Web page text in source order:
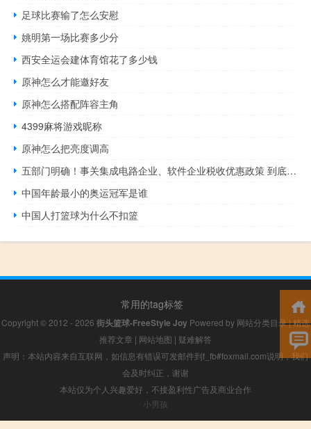
足球比赛输了怎么安慰
姚明第一场比赛多少分
西安全运会建体育馆花了多少钱
原神怎么才能邀好友
原神怎么搭配阵容主角
4399麻将游戏昵称
原神怎么把亮度调高
五部门明确！事关集成电路企业、软件企业税收优惠政策 到底什么情况呢
中国年龄最小的奥运冠军是谁
中国人打篮球为什么不扣篮
常用的tag标签
Copyright © 2012 - 2026 街头篮球-FreeStyle Joy Powered by 网站分类目录|精选
推荐文章 | 网站地图 | 疑难解答
声明：本站内容来自互联网，如信息有错误可发邮件到f_fb#foxmail.com说明，我们
会及时纠正，谢谢
本站仅为个人兴趣爱好，不接盈利性广告及商业合作
小男孩